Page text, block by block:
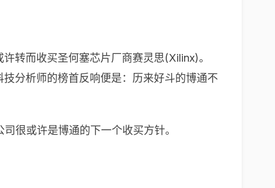
转而收买圣何塞芯片厂商赛灵思(Xilinx)。
分析师的榜首反响便是：历来好斗的博通不
很或许是博通的下一个收买方针。